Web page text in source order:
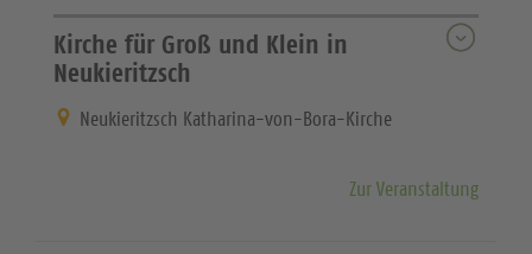
Kirche für Groß und Klein in
Neukieritzsch
Neukieritzsch Katharina-von-Bora-Kirche
Zur Veranstaltung